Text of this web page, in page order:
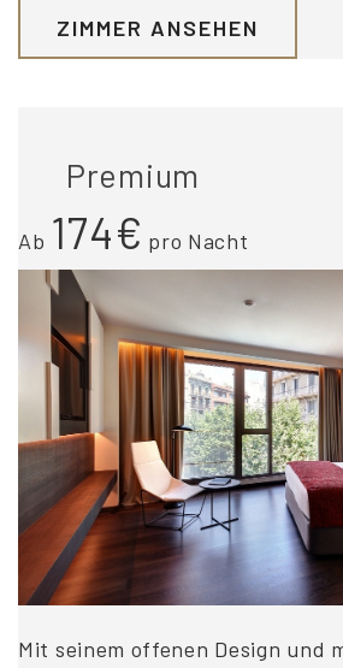
ZIMMER ANSEHEN
Premium
Ab 174€ pro Nacht
Mit seinem offenen Design und